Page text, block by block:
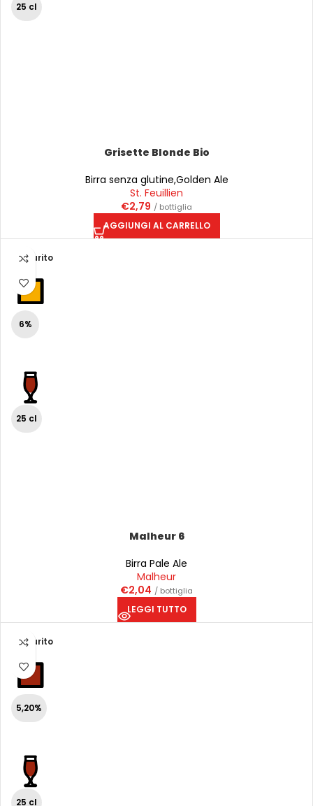
25 cl
Grisette Blonde Bio
Birra senza glutine,Golden Ale
St. Feuillien
€2,79 / bottiglia
AGGIUNGI AL CARRELLO
Esaurito
6%
25 cl
Malheur 6
Birra Pale Ale
Malheur
€2,04 / bottiglia
LEGGI TUTTO
Esaurito
5,20%
25 cl